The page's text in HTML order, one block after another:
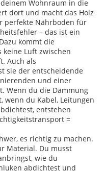
Wohnraum in die
dort und macht das Holz
perfekte Nährboden für
– das ist ein
kommt die
keine Luft zwischen
. Auch als
sie der entscheidende
und einer
Wenn du die Dämmung
wenn du Kabel, Leitungen
entstehen
=
es richtig zu machen.
Material. Du musst
wie du
abdichtest und